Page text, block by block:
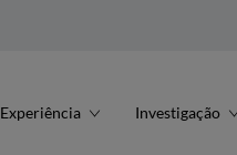
Experiência Investigação